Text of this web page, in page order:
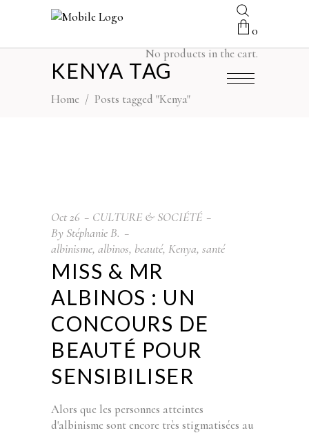
0
No products in the cart.
KENYA TAG
Home / Posts tagged "Kenya"
Oct26
CULTURE & SOCIÉTÉ
By Stéphanie B.
albinisme, albinos, beauté, Kenya, santé
MISS & MR
ALBINOS : UN
CONCOURS DE
BEAUTÉ POUR
SENSIBILISER
Alors que les personnes atteintes
d'albinisme sont encore très stigmatisées au